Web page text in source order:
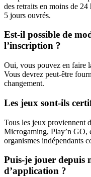
des retraits en moins de 24
5 jours ouvrés.
Est-il possible de
l’inscription ?
Oui, vous pouvez en faire
Vous devrez peut-être
changement.
Les jeux sont-ils
Tous les jeux proviennent
Microgaming, Play’n GO,
organismes indépendants
Puis-je jouer depuis
d’application ?